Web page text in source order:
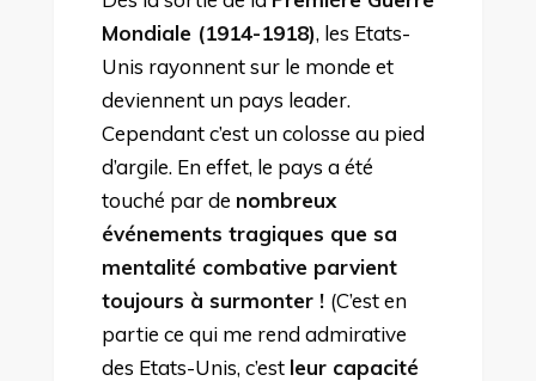
Mondiale (1914-1918), les Etats-
Unis rayonnent sur le monde et
deviennent un pays leader.
Cependant c’est un colosse au pied
d’argile. En effet, le pays a été
touché par de nombreux
événements tragiques que sa
mentalité combative parvient
toujours à surmonter ! (C’est en
partie ce qui me rend admirative
des Etats-Unis, c’est leur capacité